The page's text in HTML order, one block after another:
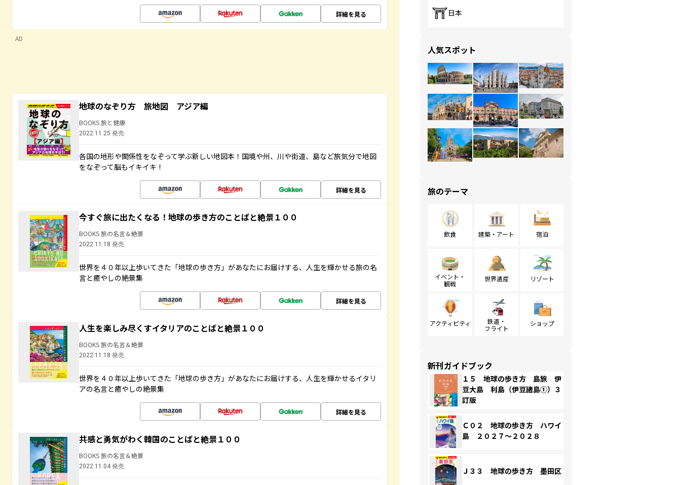
詳細を見る
AD
地球のなぞり方 旅地図 アジア編
BOOKS 旅と健康
2022.11.25 発売
各国の地形や関係性をなぞって学ぶ新しい地図本！国境や州、川や街道、島など旅気分で地図
をなぞって脳もイキイキ！
詳細を見る
今すぐ旅に出たくなる！地球の歩き方のことばと絶景１００
BOOKS 旅の名言＆絶景
2022.11.18 発売
世界を４０年以上歩いてきた「地球の歩き方」があなたにお届けする、人生を輝かせる旅の名
言と癒やしの絶景集
詳細を見る
人生を楽しみ尽くすイタリアのことばと絶景１００
BOOKS 旅の名言＆絶景
2022.11.18 発売
世界を４０年以上歩いてきた「地球の歩き方」があなたにお届けする、人生を輝かせるイタリ
アの名言と癒やしの絶景集
詳細を見る
共感と勇気がわく韓国のことばと絶景１００
BOOKS 旅の名言＆絶景
2022.11.04 発売
日本
人気スポット
旅のテーマ
飲食 建築・アート 宿泊
イベント・
観戦
世界遺産 リゾート
アクティビティ
鉄道・
フライト
ショップ
新刊ガイドブック
１５ 地球の歩き方 島旅 伊
豆大島 利島（伊豆諸島①）３
訂版
Ｃ０２ 地球の歩き方 ハワイ
島 ２０２７～２０２８
Ｊ３３ 地球の歩き方 墨田区